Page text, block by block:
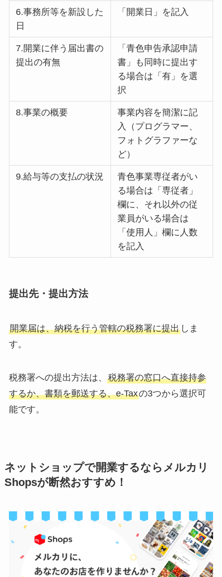
6.事務所等を新設した
日
「開業日」を記入
7.開業に伴う届出書の
提出の有無
「青色申告承認申請
書」も同時に提出す
る場合は「有」を選
択
8.事業の概要
事業内容を簡潔に記
入（プログラマー、
フォトグラファーな
ど）
9.給与等の支払の状況
青色事業専従者がい
る場合は「専従者」
欄に、それ以外の従
業員がいる場合は
「使用人」欄に人数
を記入
提出先・提出方法
開業届は、納税を行う管轄の税務署に提出しま
す。
税務署への提出方法は、 税務署の窓口へ直接持参
するか、書類を郵送する、e-Taxの3つから選択可
能です。
ネットショップで開業するならメルカリ
Shopsが断然おすすめ！